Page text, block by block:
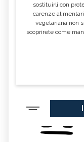
sostituirli con
carenze
vegetariana non
scoprirete come